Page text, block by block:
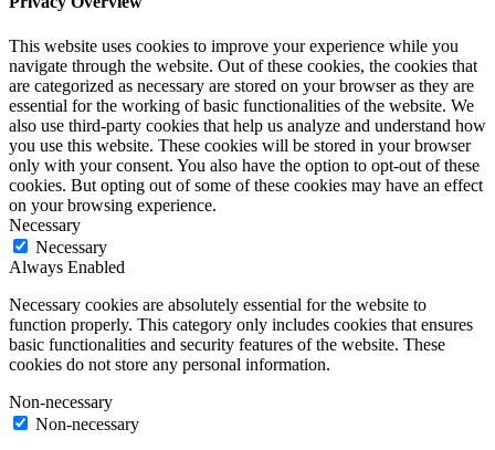
This website uses cookies to improve your experience while you
navigate through the website. Out of these cookies, the cookies that
are categorized as necessary are stored on your browser as they are
essential for the working of basic functionalities of the website. We
also use third-party cookies that help us analyze and understand how
you use this website. These cookies will be stored in your browser
only with your consent. You also have the option to opt-out of these
cookies. But opting out of some of these cookies may have an effect
on your browsing experience.
Necessary
Necessary
Always Enabled
Necessary cookies are absolutely essential for the website to
function properly. This category only includes cookies that ensures
basic functionalities and security features of the website. These
cookies do not store any personal information.
Non-necessary
Non-necessary